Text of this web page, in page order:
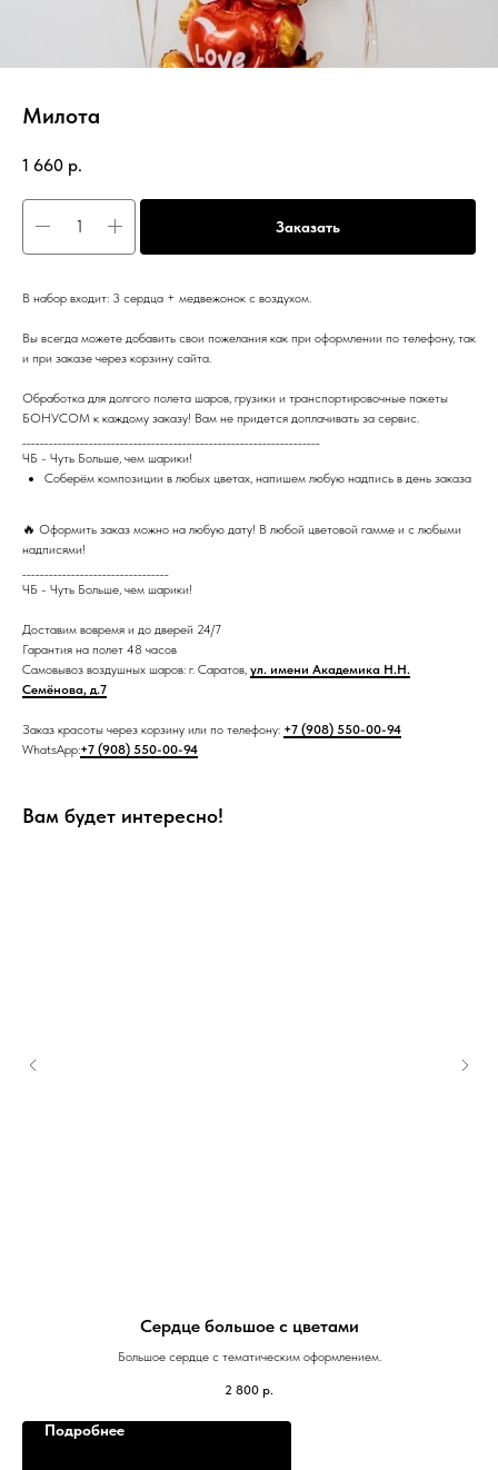
Милота
1 660 р.
Заказать
В набор входит: 3 сердца + медвежонок с воздухом.
Вы всегда можете добавить свои пожелания как при оформлении по телефону, так
и при заказе через корзину сайта.
Обработка для долгого полета шаров, грузики и транспортировочные пакеты
БОНУСОМ к каждому заказу! Вам не придется доплачивать за сервис.
ЧБ - Чуть Больше, чем шарики!
Соберём композиции в любых цветах, напишем любую надпись в день заказа
🔥 Оформить заказ можно на любую дату! В любой цветовой гамме и с любыми
надписями!
ЧБ - Чуть Больше, чем шарики!
Доставим вовремя и до дверей 24/7
Гарантия на полет 48 часов
Самовывоз воздушных шаров: г. Саратов, ул. имени Академика Н.Н.
Семёнова, д.7
Заказ красоты через корзину или по телефону: +7 (908) 550-00-94
WhatsApp:+7 (908) 550-00-94
Вам будет интересно!
Сердце большое с цветами
Большое сердце с тематическим оформлением.
2 800 р.
Подробнее